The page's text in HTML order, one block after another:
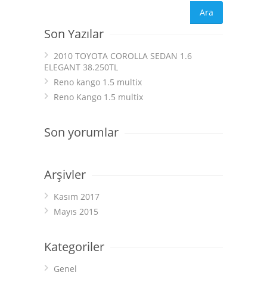
Son Yazılar
2010 TOYOTA COROLLA SEDAN 1.6
ELEGANT 38.250TL
Reno kango 1.5 multix
Reno Kango 1.5 multix
Son yorumlar
Arşivler
Kasım 2017
Mayıs 2015
Kategoriler
Genel